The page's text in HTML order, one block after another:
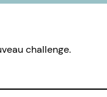
challenge.